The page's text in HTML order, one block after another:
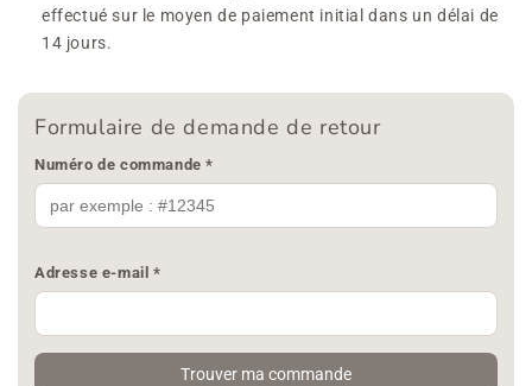
effectué sur le moyen de paiement initial dans un délai de
14 jours.
Formulaire de demande de retour
Numéro de commande *
Adresse e-mail *
Trouver ma commande